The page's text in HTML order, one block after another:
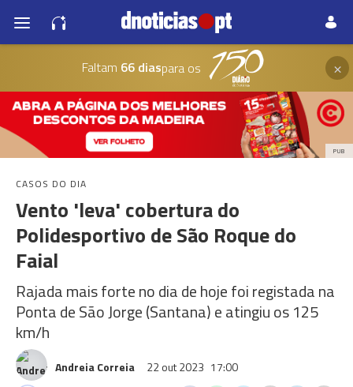
Faltam 66 diaspara os ×
PUB
CASOS DO DIA
Vento 'leva' cobertura do
Polidesportivo de São Roque do
Faial
Rajada mais forte no dia de hoje foi registada na
Ponta de São Jorge (Santana) e atingiu os 125
km/h
Andreia Correia 22 out 2023 17:00